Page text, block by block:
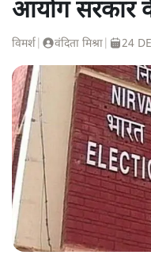
आयोग सरकार
विमर्श वंदिता मिश्रा 24